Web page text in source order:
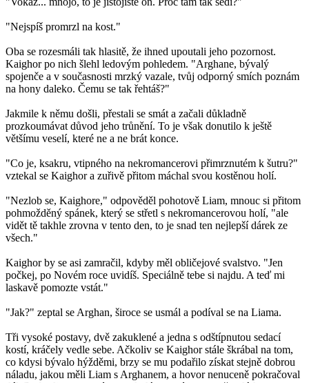
"Nejspíš promrzl na kost."
Oba se rozesmáli tak hlasitě, že ihned upoutali jeho pozornost.
Kaighor po nich šlehl ledovým pohledem. "Arghane, bývalý
spojenče a v současnosti mrzký vazale, tvůj odporný smích poznám
na hony daleko. Čemu se tak řehtáš?"
Jakmile k němu došli, přestali se smát a začali důkladně
prozkoumávat důvod jeho trůnění. To je však donutilo k ještě
většímu veselí, které ne a ne brát konce.
"Co je, ksakru, vtipného na nekromancerovi přimrznutém k šutru?"
vztekal se Kaighor a zuřivě přitom máchal svou kostěnou holí.
"Nezlob se, Kaighore," odpověděl pohotově Liam, mnouc si přitom
pohmožděný spánek, který se střetl s nekromancerovou holí, "ale
vidět tě takhle zrovna v tento den, to je snad ten nejlepší dárek ze
všech."
Kaighor by se asi zamračil, kdyby měl obličejové svalstvo. "Jen
počkej, po Novém roce uvidíš. Speciálně tebe si najdu. A teď mi
laskavě pomozte vstát."
"Jak?" zeptal se Arghan, široce se usmál a podíval se na Liama.
Tři vysoké postavy, dvě zakuklené a jedna s odštípnutou sedací
kostí, kráčely vedle sebe. Ačkoliv se Kaighor stále škrábal na tom,
co kdysi bývalo hýžděmi, brzy se mu podařilo získat stejně dobrou
náladu, jakou měli Liam s Arghanem, a hovor nenuceně pokračoval